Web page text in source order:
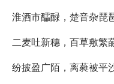
淮酒市醽醁，楚音杂琵琶
二麦吐新穗，百草敷繁葩
纷披盈广陌，离蕤被平沙